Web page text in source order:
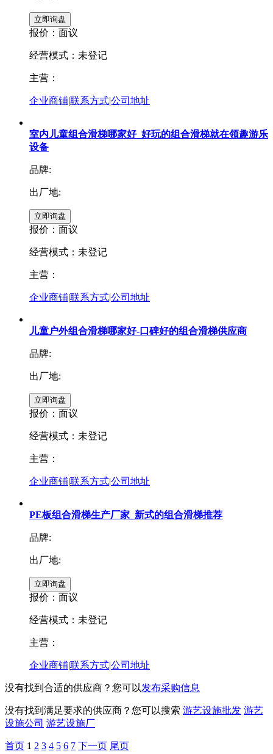
报价： 面议
经营模式：未登记
主营：
企业商铺|联系方式|公司地址
室内儿童组合滑梯哪家好_好玩的组合滑梯就在领趣游乐
设备
品牌:
出厂地:
报价： 面议
经营模式：未登记
主营：
企业商铺|联系方式|公司地址
儿童户外组合滑梯哪家好-口碑好的组合滑梯供应商
品牌:
出厂地:
报价： 面议
经营模式：未登记
主营：
企业商铺|联系方式|公司地址
PE板组合滑梯生产厂家_新式的组合滑梯推荐
品牌:
出厂地:
报价： 面议
经营模式：未登记
主营：
企业商铺|联系方式|公司地址
没有找到合适的供应商？您可以发布采购信息
没有找到满足要求的供应商？您可以搜索 游艺设施批发 游艺
设施公司 游艺设施厂
首页 1 2 3 4 5 6 7 下一页 尾页